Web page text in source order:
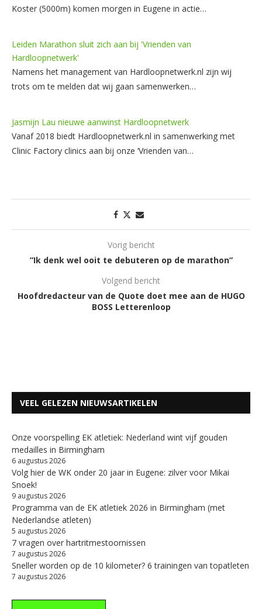
Koster (5000m) komen morgen in Eugene in actie…
Leiden Marathon sluit zich aan bij 'Vrienden van
Hardloopnetwerk'
Namens het management van Hardloopnetwerk.nl zijn wij
trots om te melden dat wij gaan samenwerken…
Jasmijn Lau nieuwe aanwinst Hardloopnetwerk
Vanaf 2018 biedt Hardloopnetwerk.nl in samenwerking met
Clinic Factory clinics aan bij onze ‘Vrienden van…
Vorig bericht
”Ik denk wel ooit te debuteren op de marathon”
Volgend bericht
Hoofdredacteur van de Quote doet mee aan de HUGO
BOSS Letterenloop
VEEL GELEZEN NIEUWSARTIKELEN
Onze voorspelling EK atletiek: Nederland wint vijf gouden
medailles in Birmingham
6 augustus 2026
Volg hier de WK onder 20 jaar in Eugene: zilver voor Mikai
Snoek!
9 augustus 2026
Programma van de EK atletiek 2026 in Birmingham (met
Nederlandse atleten)
5 augustus 2026
7 vragen over hartritmestoornissen
7 augustus 2026
Sneller worden op de 10 kilometer? 6 trainingen van topatleten
7 augustus 2026